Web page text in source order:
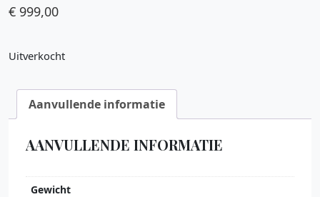
€ 999,00
Uitverkocht
Aanvullende informatie
AANVULLENDE INFORMATIE
Gewicht